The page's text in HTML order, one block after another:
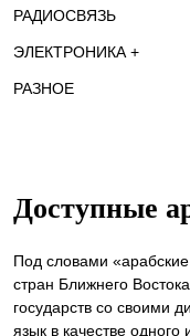
РАДИОСВЯЗЬ
ЭЛЕКТРОНИКА +
РАЗНОЕ
Доступные
Под словами
стран Ближнего
государств со своими
язык в качестве